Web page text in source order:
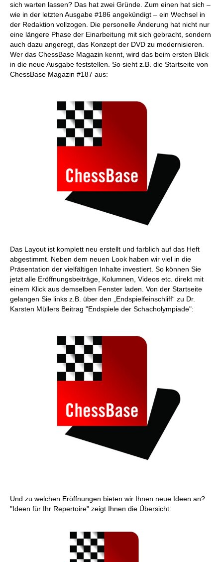
sich warten lassen? Das hat zwei Gründe. Zum einen hat sich –
wie in der letzten Ausgabe #186 angekündigt – ein Wechsel in
der Redaktion vollzogen. Die personelle Änderung hat nicht nur
eine längere Phase der Einarbeitung mit sich gebracht, sondern
auch dazu angeregt, das Konzept der DVD zu modernisieren.
Wer das ChessBase Magazin kennt, wird das beim ersten Blick
in die neue Ausgabe feststellen. So sieht z.B. die Startseite von
ChessBase Magazin #187 aus:
Das Layout ist komplett neu erstellt und farblich auf das Heft
abgestimmt. Neben dem neuen Look haben wir viel in die
Präsentation der vielfältigen Inhalte investiert. So können Sie
jetzt alle Eröffnungsbeiträge, Kolumnen, Videos etc. direkt mit
einem Klick aus demselben Fenster laden. Von der Startseite
gelangen Sie links z.B. über den „Endspielfeinschliff“ zu Dr.
Karsten Müllers Beitrag "Endspiele der Schacholympiade":
Und zu welchen Eröffnungen bieten wir Ihnen neue Ideen an?
"Ideen für Ihr Repertoire" zeigt Ihnen die Übersicht: